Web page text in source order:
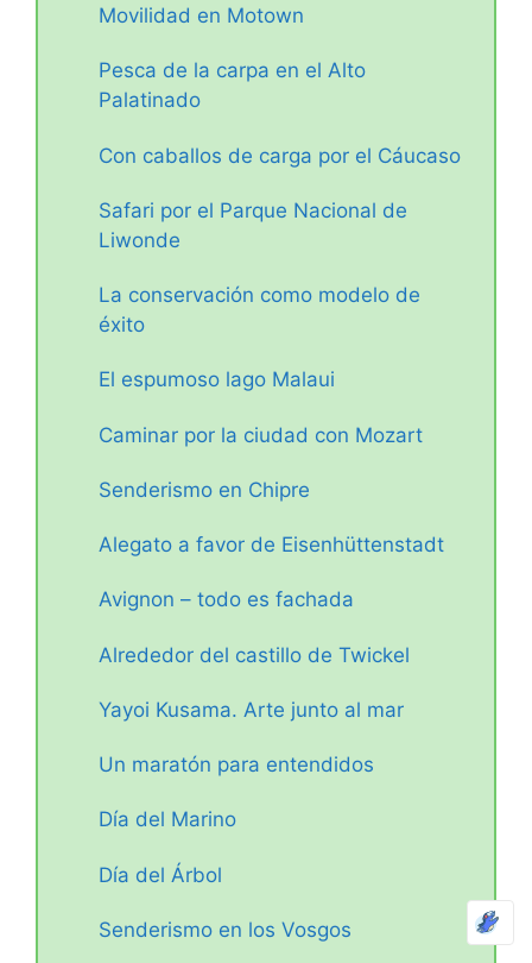
Movilidad en Motown
Pesca de la carpa en el Alto
Palatinado
Con caballos de carga por el Cáucaso
Safari por el Parque Nacional de
Liwonde
La conservación como modelo de
éxito
El espumoso lago Malaui
Caminar por la ciudad con Mozart
Senderismo en Chipre
Alegato a favor de Eisenhüttenstadt
Avignon – todo es fachada
Alrededor del castillo de Twickel
Yayoi Kusama. Arte junto al mar
Un maratón para entendidos
Día del Marino
Día del Árbol
Senderismo en los Vosgos